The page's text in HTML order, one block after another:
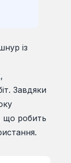
із
Завдяки
що робить